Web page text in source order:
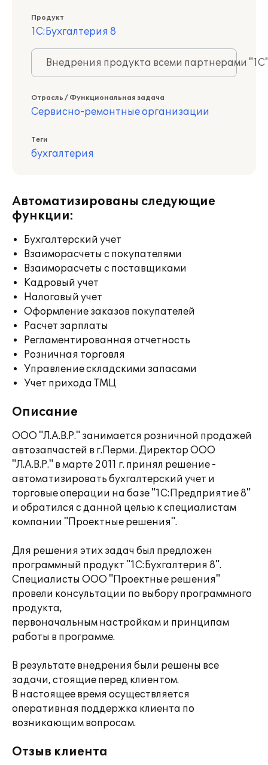
Продукт
1С:Бухгалтерия 8
Внедрения продукта всеми партнерами
Отрасль / Функциональная задача
Сервисно-ремонтные организации
Теги
бухгалтерия
Автоматизированы следующие
функции:
Бухгалтерский учет
Взаиморасчеты с покупателями
Взаиморасчеты с поставщиками
Кадровый учет
Налоговый учет
Оформление заказов покупателей
Расчет зарплаты
Регламентированная отчетность
Розничная торговля
Управление складскими запасами
Учет прихода ТМЦ
Описание
ООО "Л.А.В.Р." занимается розничной продажей
автозапчастей в г.Перми. Директор ООО
"Л.А.В.Р." в марте 2011 г. принял решение -
автоматизировать бухгалтерский учет и
торговые операции на базе "1С:Предприятие 8"
и обратился с данной целью к специалистам
компании "Проектные решения".
Для решения этих задач был предложен
программный продукт "1С:Бухгалтерия 8".
Специалисты ООО "Проектные решения"
провели консультации по выбору программного
продукта,
первоначальным настройкам и принципам
работы в программе.
В результате внедрения были решены все
задачи, стоящие перед клиентом.
В настоящее время осуществляется
оперативная поддержка клиента по
возникающим вопросам.
Отзыв клиента